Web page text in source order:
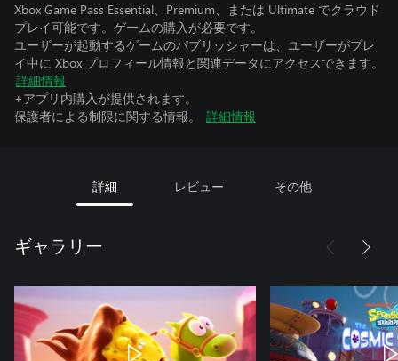
Xbox Game Pass Essential、Premium、または Ultimate でクラウド
プレイ可能です。ゲームの購入が必要です。
ユーザーが起動するゲームのパブリッシャーは、ユーザーがプレ
イ中に Xbox プロフィール情報と関連データにアクセスできます。
詳細情報
+アプリ内購入が提供されます。
保護者による制限に関する情報。
詳細情報
詳細 レビュー その他
ギャラリー